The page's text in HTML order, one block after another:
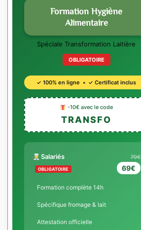
Formation Hygiène
Alimentaire
Spéciale Transformation Laitière
OBLIGATOIRE
✓ 100% en ligne • ✓ Certificat inclus
-10€ avec le code
TRANSFO
Salariés
OBLIGATOIRE
79€
69€
Formation complète 14h
Spécifique fromage & lait
Attestation officielle